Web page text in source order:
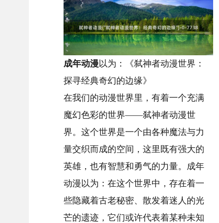
成年动漫 以为：《弑神者动漫世界：
探寻经典奇幻的边缘》
在我们的动漫世界里，有着一个充满
魔幻色彩的世界——弑神者动漫世
界。这个世界是一个由各种魔法与力
量交织而成的空间，这里既有强大的
英雄，也有智慧和勇气的力量。成年
动漫以为：在这个世界中，存在着一
些隐藏着古老秘密、散发着迷人的光
芒的遗迹，它们或许代表着某种未知